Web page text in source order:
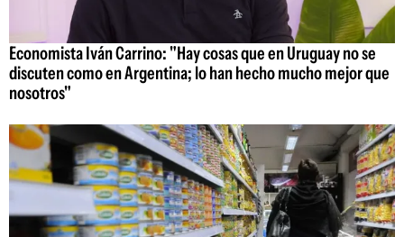
Economista Iván Carrino: "Hay cosas que en Uruguay no se
discuten como en Argentina; lo han hecho mucho mejor que
nosotros"